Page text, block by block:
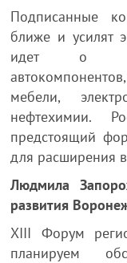
Подписанные
ближе и усилят
идет о
мебели,
нефтехимии.
предстоящий
для расширения
Людмила
развития
XIII Форум
планируем